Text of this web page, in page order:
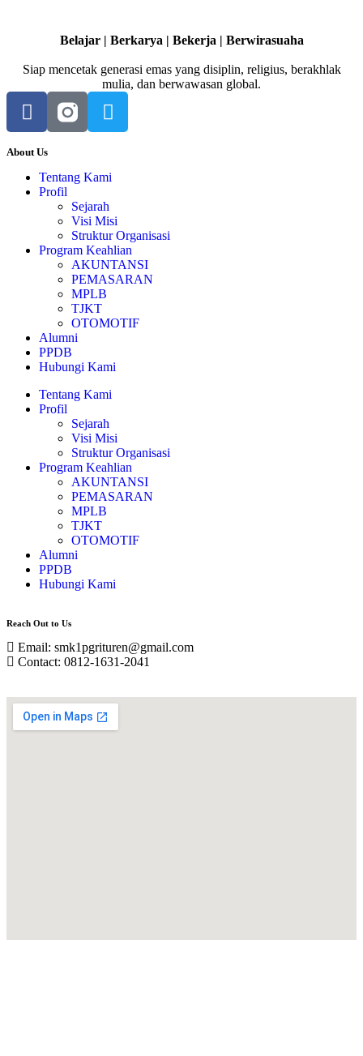
Belajar | Berkarya | Bekerja | Berwirasuaha
Siap mencetak generasi emas yang disiplin, religius, berakhlak
mulia, dan berwawasan global.
About Us
Tentang Kami
Profil
Sejarah
Visi Misi
Struktur Organisasi
Program Keahlian
AKUNTANSI
PEMASARAN
MPLB
TJKT
OTOMOTIF
Alumni
PPDB
Hubungi Kami
Tentang Kami
Profil
Sejarah
Visi Misi
Struktur Organisasi
Program Keahlian
AKUNTANSI
PEMASARAN
MPLB
TJKT
OTOMOTIF
Alumni
PPDB
Hubungi Kami
Reach Out to Us
Email: smk1pgrituren@gmail.com
Contact: 0812-1631-2041